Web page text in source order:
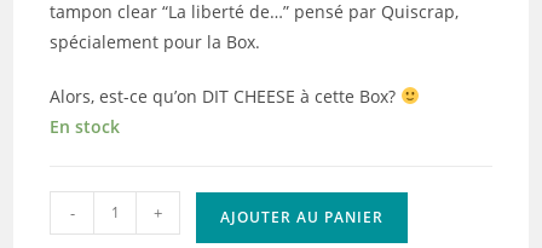
tampon clear “La liberté de…” pensé par Quiscrap,
spécialement pour la Box.
Alors, est-ce qu’on DIT CHEESE à cette Box?
En stock
quantité
de
- + AJOUTER AU PANIER